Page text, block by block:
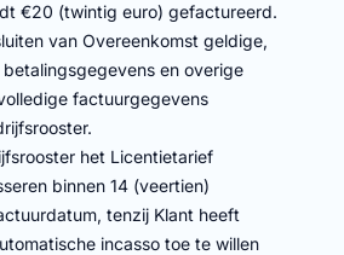
€20 (twintig euro) gefactureerd.
van Overeenkomst geldige,
en overige
factuurgegevens
het Licentietarief
binnen 14 (veertien)
tenzij Klant heeft
incasso toe te willen